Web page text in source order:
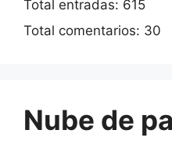
Total entradas: 615
Total comentarios: 30
Nube de